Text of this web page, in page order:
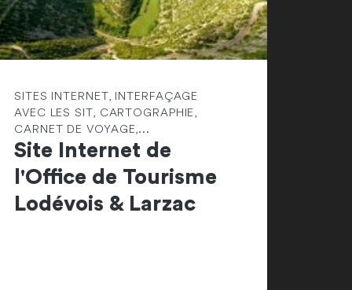
SITES INTERNET, INTERFAÇAGE
AVEC LES SIT, CARTOGRAPHIE,
CARNET DE VOYAGE,...
Site Internet de
l'Office de Tourisme
Lodévois & Larzac